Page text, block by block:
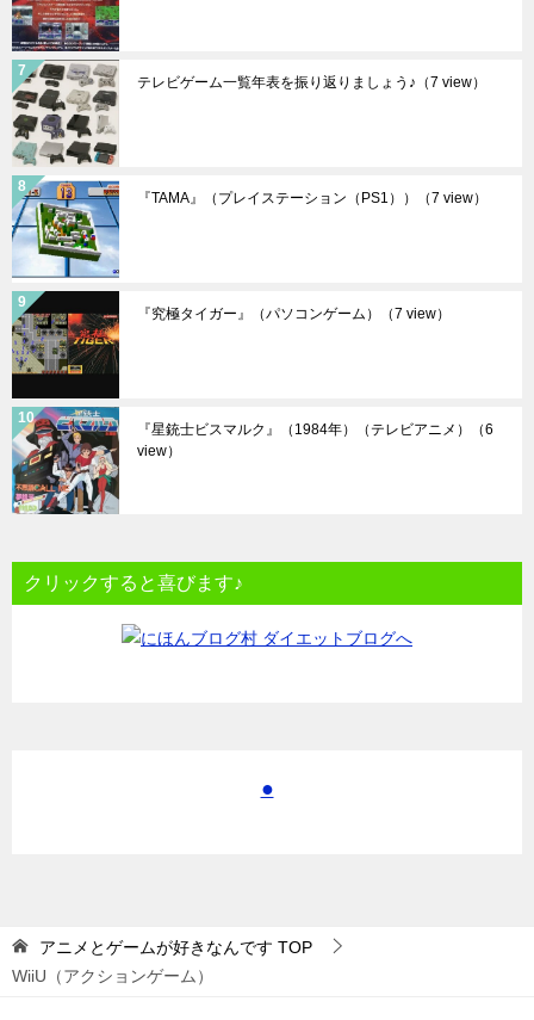
テレビゲーム一覧年表を振り返りましょう♪ （7 view）
『TAMA』（プレイステーション（PS1）） （7 view）
『究極タイガー』（パソコンゲーム） （7 view）
『星銃士ビスマルク』（1984年）（テレビアニメ）
（6
view）
クリックすると喜びます♪
●
アニメとゲームが好きなんです TOP
WiiU（アクションゲーム）